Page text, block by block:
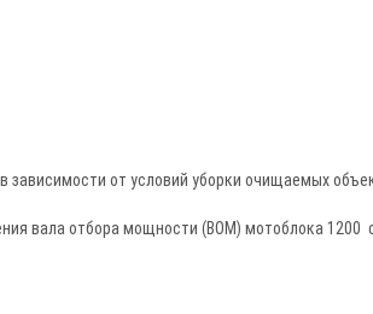
от условий уборки очищаемых
вала отбора мощности (ВОМ) мотоблока 1200